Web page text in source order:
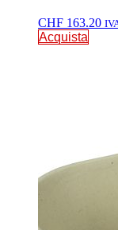
CHF 163.20
Acquista